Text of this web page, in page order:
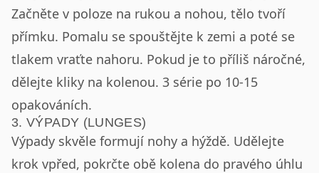
Začněte v poloze na rukou a nohou, tělo tvoří
přímku. Pomalu se spouštějte k zemi a poté se
tlakem vraťte nahoru. Pokud je to příliš náročné,
dělejte kliky na kolenou. 3 série po 10-15
opakováních.
3. VÝPADY (LUNGES)
Výpady skvěle formují nohy a hýždě. Udělejte
krok vpřed, pokrčte obě kolena do pravého úhlu